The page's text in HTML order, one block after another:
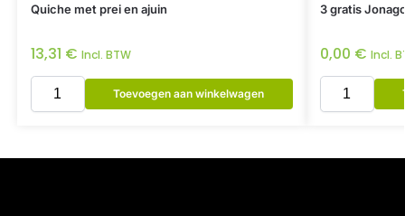
Quiche met prei en ajuin
13,31 € Incl. BTW
Toevoegen aan winkelwagen
3 gratis
0,00 € Incl.